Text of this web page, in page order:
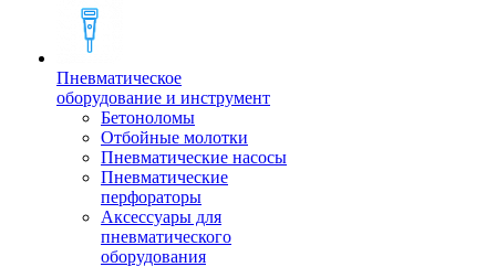
Пневматическое
оборудование и инструмент
Бетоноломы
Отбойные молотки
Пневматические насосы
Пневматические
перфораторы
Аксессуары для
пневматического
оборудования